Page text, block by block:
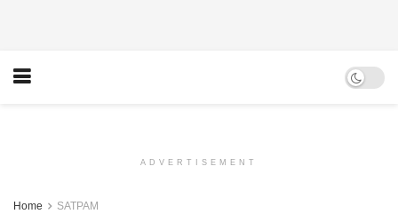
ADVERTISEMENT
Home SATPAM